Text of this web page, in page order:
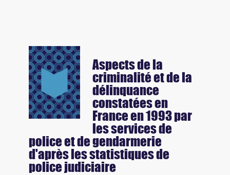
Aspects de la
criminalité et de la
délinquance
constatées en
France en 1993 par
les services de
police et de gendarmerie
d'après les statistiques de
police judiciaire